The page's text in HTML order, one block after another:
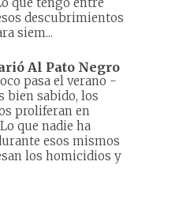
que tengo entre
descubrimientos
siem...
Al Pato Negro
pasa el verano -
bien sabido, los
proliferan en
que nadie ha
esos mismos
los homicidios y